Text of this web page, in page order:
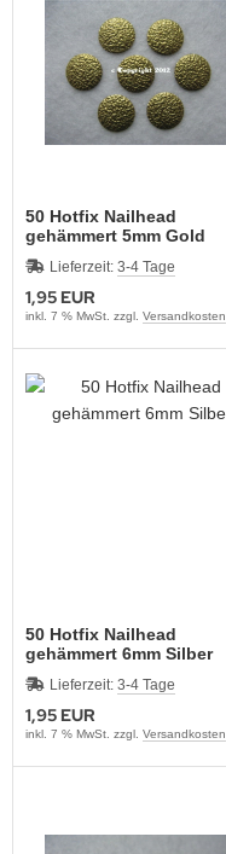
50 Hotfix Nailhead
gehämmert 5mm Gold
Lieferzeit: 3-4 Tage
1,95 EUR
inkl. 7 % MwSt. zzgl. Versandkosten
50 Hotfix Nailhead
gehämmert 6mm Silber
Lieferzeit: 3-4 Tage
1,95 EUR
inkl. 7 % MwSt. zzgl. Versandkosten